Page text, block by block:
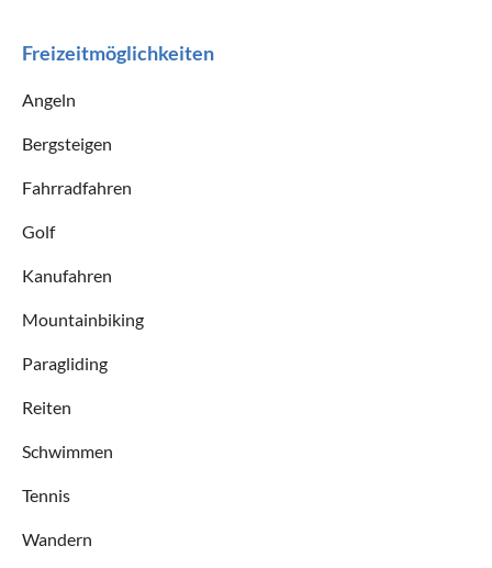
Freizeitmöglichkeiten
Angeln
Bergsteigen
Fahrradfahren
Golf
Kanufahren
Mountainbiking
Paragliding
Reiten
Schwimmen
Tennis
Wandern